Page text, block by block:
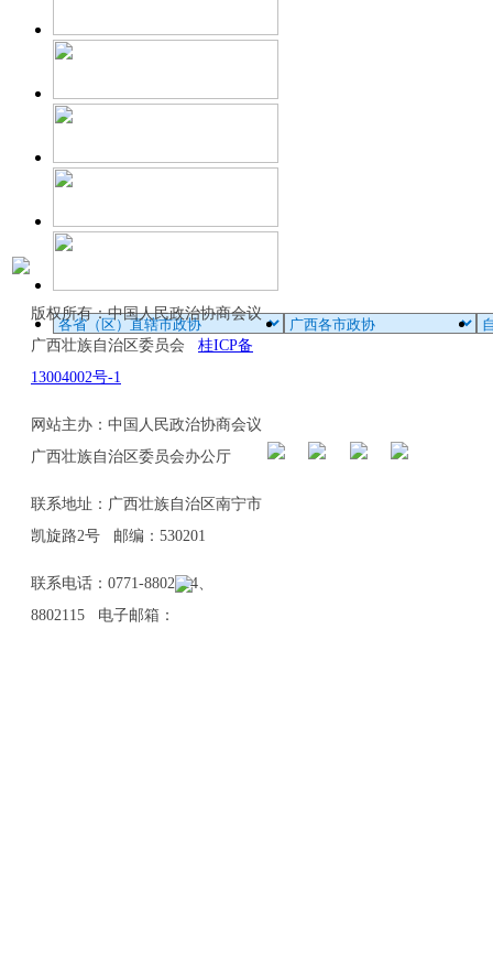
版权所有：中国人民政治协商会议
广西壮族自治区委员会 桂ICP备
13004002号-1
网站主办：中国人民政治协商会议
广西壮族自治区委员会办公厅
联系地址：广西壮族自治区南宁市
凯旋路2号 邮编：530201
联系电话：0771-8802114、
8802115 电子邮箱：